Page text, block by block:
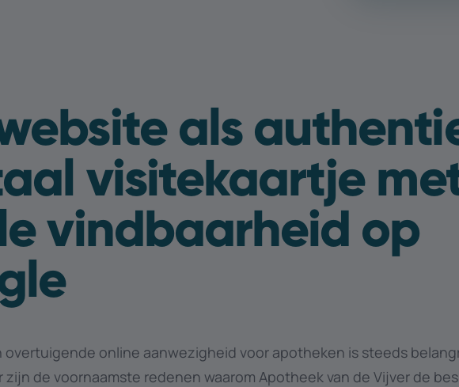
als
visitekaartje
vindbaarheid op
overtuigende online aanwezigheid voor apotheken is steeds
zijn de voornaamste redenen waarom Apotheek van de Vijver de